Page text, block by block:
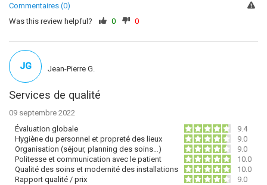
Commentaires (0)
Was this review helpful?
0 0
Services de qualité
09 septembre 2022
Évaluation globale
9.4
Hygiène du personnel et propreté des lieux
9.0
Organisation (séjour, planning des soins…)
9.0
Politesse et communication avec le patient
10.0
Qualité des soins et modernité des installations
10.0
Rapport qualité / prix
9.0
JG Jean-Pierre G.